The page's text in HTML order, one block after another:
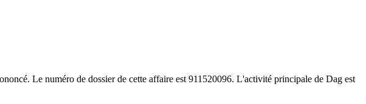
Le numéro de dossier de cette affaire est 911520096. L'activité principale de Dag est